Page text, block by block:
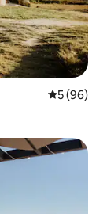
Vidutinis
5 (96)